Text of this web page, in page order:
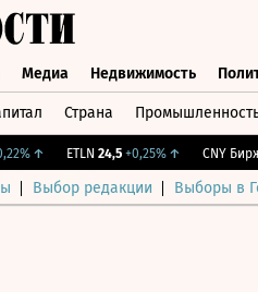
Медиа Недвижимость
Страна
↑ ETLN 24,5 +0,25%↑ CNY Бирж.
Выбор редакции Выборы в